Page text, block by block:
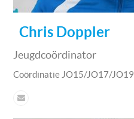
Chris Doppler
Jeugdcoördinator
Coördinatie JO15/JO17/JO19